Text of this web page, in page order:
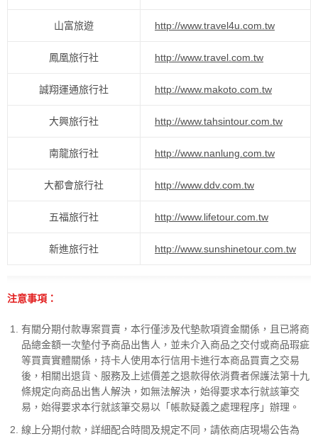
山富旅遊 http://www.travel4u.com.tw
鳳凰旅行社 http://www.travel.com.tw
誠翔運通旅行社 http://www.makoto.com.tw
大興旅行社 http://www.tahsintour.com.tw
南龍旅行社 http://www.nanlung.com.tw
大都會旅行社 http://www.ddv.com.tw
五福旅行社 http://www.lifetour.com.tw
新進旅行社 http://www.sunshinetour.com.tw
注意事項：
有關分期付款專案買賣，本行僅涉及代墊款項資金關係，且已將商
品總金額一次墊付予商品出售人，並未介入商品之交付或商品瑕疵
等買賣實體關係，持卡人使用本行信用卡進行本商品買賣之交易
後，相關出退貨、服務及上述價差之退款得依消費者保護法第十九
條規定向商品出售人解決，如無法解決，始得要求本行就該筆交
易，始得要求本行就該筆交易以「帳款疑義之處理程序」辦理。
線上分期付款，詳細配合時間及規定不同，請依商店現場公告為